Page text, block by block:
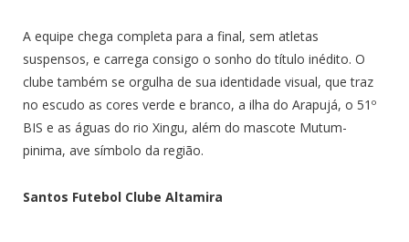
A equipe chega completa para a final, sem atletas
suspensos, e carrega consigo o sonho do título inédito. O
clube também se orgulha de sua identidade visual, que traz
no escudo as cores verde e branco, a ilha do Arapujá, o 51º
BIS e as águas do rio Xingu, além do mascote Mutum-
pinima, ave símbolo da região.
Santos Futebol Clube Altamira